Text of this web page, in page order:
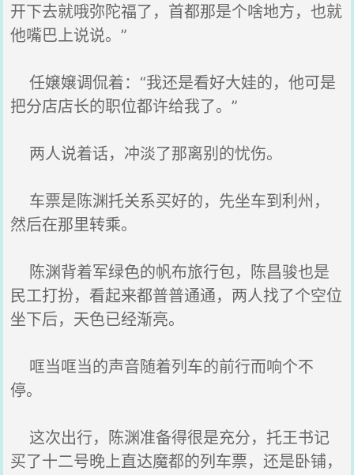
开下去就哦弥陀福了，首都那是个啥地方，也就
他嘴巴上说说。”
任嬢嬢调侃着：“我还是看好大娃的，他可是
把分店店长的职位都许给我了。”
两人说着话，冲淡了那离别的忧伤。
车票是陈渊托关系买好的，先坐车到利州，
然后在那里转乘。
陈渊背着军绿色的帆布旅行包，陈昌骏也是
民工打扮，看起来都普普通通，两人找了个空位
坐下后，天色已经渐亮。
哐当哐当的声音随着列车的前行而响个不
停。
这次出行，陈渊准备得很是充分，托王书记
买了十二号晚上直达魔都的列车票，还是卧铺，